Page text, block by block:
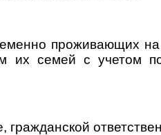
проживающих на
семей с учетом